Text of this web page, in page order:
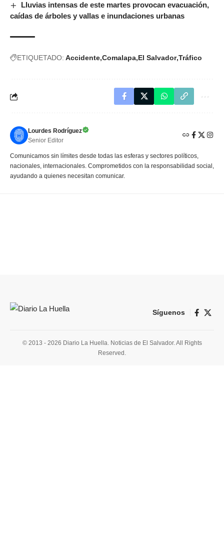
Lluvias intensas de este martes provocan evacuación,
caídas de árboles y vallas e inundaciones urbanas
ETIQUETADO: Accidente Comalapa El Salvador Tráfico
Lourdes Rodríguez
Senior Editor
Comunicamos sin límites desde todas las esferas y sectores políticos,
nacionales, internacionales. Comprometidos con la responsabilidad social,
ayudando a quienes necesitan comunicar.
Síguenos
© 2013 - 2026 Diario La Huella. Noticias de El Salvador. All Rights
Reserved.